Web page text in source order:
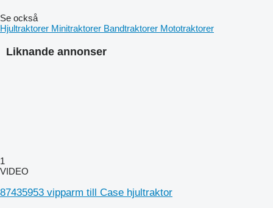
Liknande annonser
1
VIDEO
87435953 vipparm till Case hjultraktor
Se också
Hjultraktorer Minitraktorer Bandtraktorer Mototraktorer